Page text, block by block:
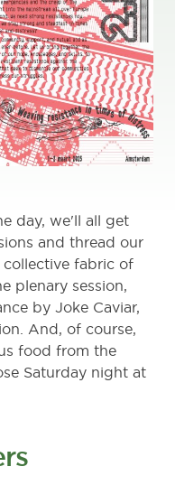
day, we'll all get
and thread our
fabric of
plenary session,
by Joke Caviar,
And, of course,
food from the
Saturday night at